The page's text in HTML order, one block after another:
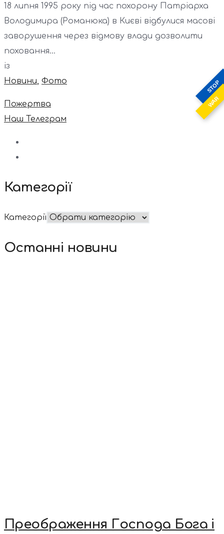
STOP
WAR
18 липня 1995 року під час похорону Патріарха
Володимира (Романюка) в Києві відбулися масові
заворушення через відмову влади дозволити
поховання...
із
Новини Фото
Пожертва
Наш Телеграм
Категорії
Категорії
Останні новини
Преображення Господа Бога і